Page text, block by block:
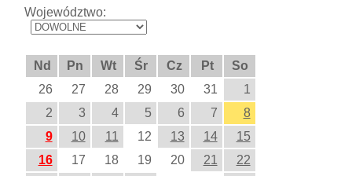
Województwo:
Nd Pn Wt Śr Cz Pt
So
26
27 28 29 30 31
1
2
3 4 5 6 7
8
9
10 11 12 13 14
15
16
17 18 19 20 21
22